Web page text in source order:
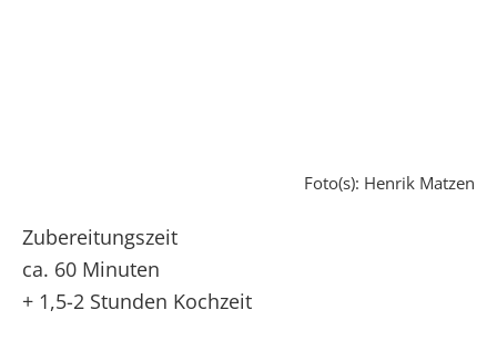
Foto(s): Henrik Matzen
Zubereitungszeit
ca. 60 Minuten
+ 1,5-2 Stunden Kochzeit